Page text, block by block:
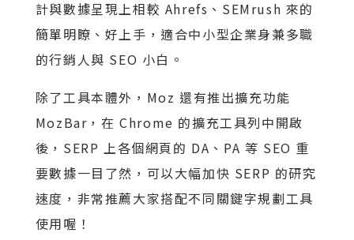
計與數據呈現上相較 Ahrefs、SEMrush 來的
簡單明瞭、好上手，適合中小型企業身兼多職
的行銷人與 SEO 小白。
除了工具本體外，Moz 還有推出擴充功能
MozBar，在 Chrome 的擴充工具列中開啟
後，SERP 上各個網頁的 DA、PA 等 SEO 重
要數據一目了然，可以大幅加快 SERP 的研究
速度，非常推薦大家搭配不同關鍵字規劃工具
使用喔！